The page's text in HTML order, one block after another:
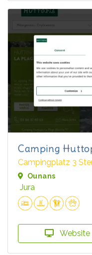
Camping
Campingplatz 3
Ounans
Jura
Website